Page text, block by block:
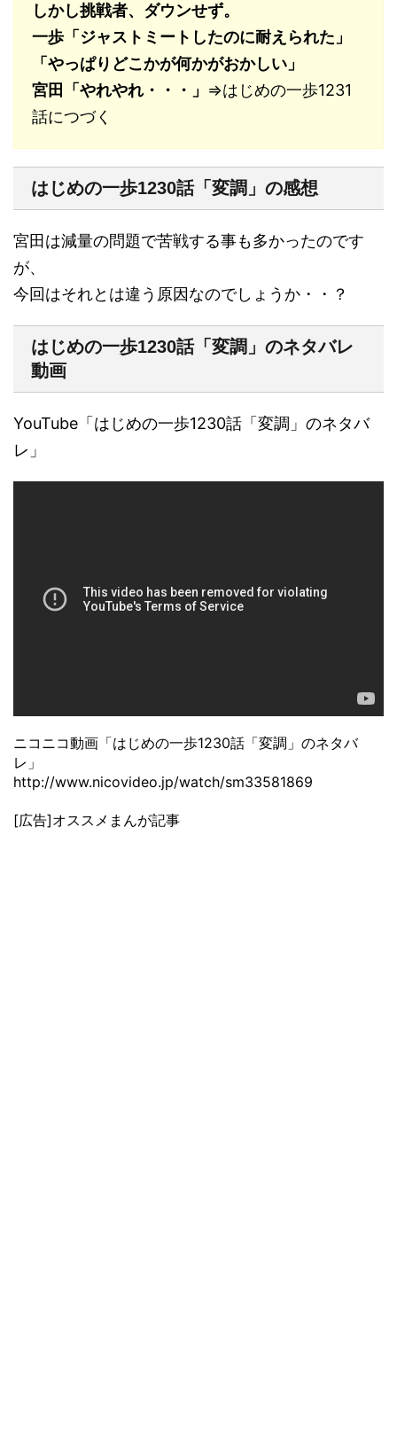
しかし挑戦者、ダウンせず。
一歩「ジャストミートしたのに耐えられた」
「やっぱりどこかが何かがおかしい」
宮田「やれやれ・・・」 ⇒はじめの一歩1231
話につづく
はじめの一歩1230話「変調」の感想
宮田は減量の問題で苦戦する事も多かったのです
が、
今回はそれとは違う原因なのでしょうか・・？
はじめの一歩1230話「変調」のネタバレ
動画
YouTube「はじめの一歩1230話「変調」のネタバ
レ」
ニコニコ動画「はじめの一歩1230話「変調」のネタバ
レ」
http://www.nicovideo.jp/watch/sm33581869
[広告]オススメまんが記事